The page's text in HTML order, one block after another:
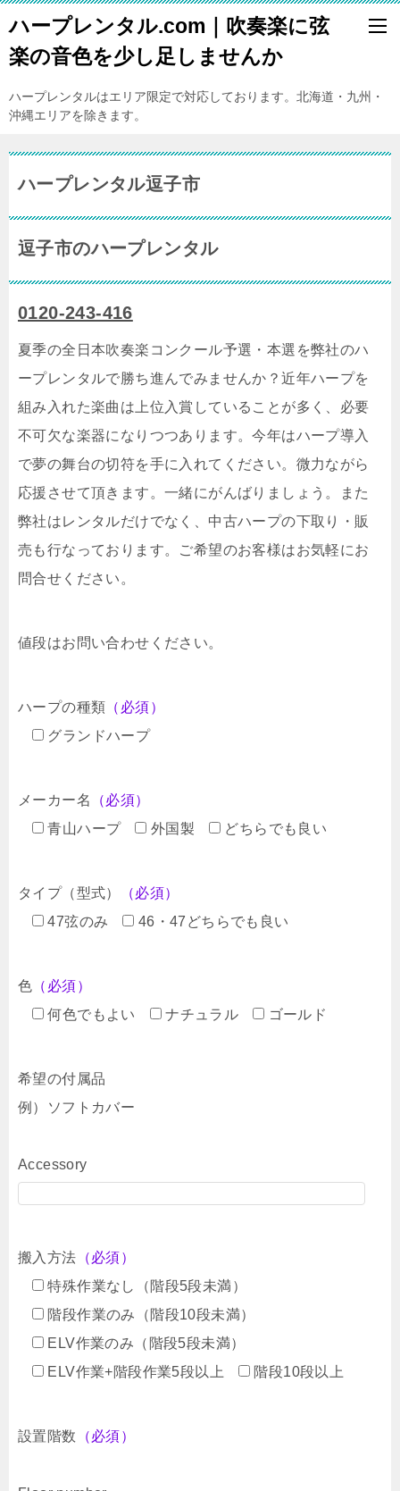
ハープレンタル.com｜吹奏楽に弦
楽の音色を少し足しませんか
ハープレンタルはエリア限定で対応しております。北海道・九州・
沖縄エリアを除きます。
ハープレンタル逗子市
逗子市のハープレンタル
0120-243-416
夏季の全日本吹奏楽コンクール予選・本選を弊社のハ
ープレンタルで勝ち進んでみませんか？近年ハープを
組み入れた楽曲は上位入賞していることが多く、必要
不可欠な楽器になりつつあります。今年はハープ導入
で夢の舞台の切符を手に入れてください。微力ながら
応援させて頂きます。一緒にがんばりましょう。また
弊社はレンタルだけでなく、中古ハープの下取り・販
売も行なっております。ご希望のお客様はお気軽にお
問合せください。
値段はお問い合わせください。
ハープの種類 （必須）
グランドハープ
メーカー名
（必須）
青山ハープ
外国製 どちらでも良い
タイプ（型式）
（必須）
47弦のみ
46・47どちらでも良い
色 （必須）
何色でもよい
ナチュラル ゴールド
希望の付属品
例）ソフトカバー
Accessory
搬入方法 （必須）
特殊作業なし（階段5段未満）
階段作業のみ（階段10段未満）
ELV作業のみ（階段5段未満）
ELV作業+階段作業5段以上
階段10段以上
設置階数 （必須）